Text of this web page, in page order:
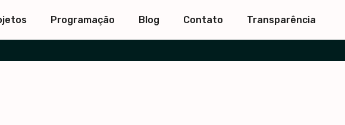
Programação Blog Contato Transparência